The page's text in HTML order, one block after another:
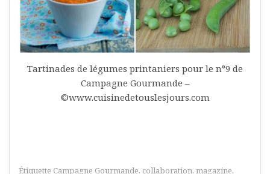
Tartinades de légumes printaniers pour le n°9 de
Campagne Gourmande –
©www.cuisinedetouslesjours.com
Étiquette Campagne Gourmande, collaboration, magazine,